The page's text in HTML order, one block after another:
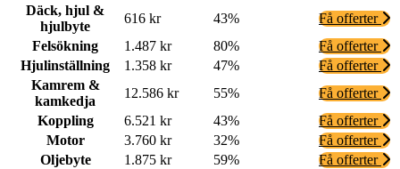
Däck, hjul &
hjulbyte
616 kr 43%
Få offerter
Felsökning
1.487 kr 80%
Få offerter
Hjulinställning
1.358 kr 47%
Få offerter
Kamrem &
kamkedja
12.586 kr 55%
Få offerter
Koppling
6.521 kr 43%
Få offerter
Motor
3.760 kr 32%
Få offerter
Oljebyte
1.875 kr 59%
Få offerter